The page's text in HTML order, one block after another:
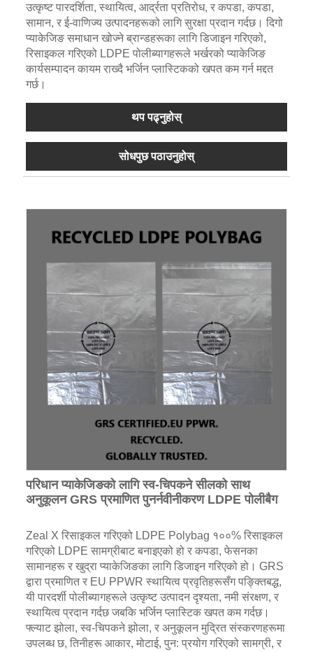
उत्कृष्ट पारदर्शिता, स्थायित्व, आर्द्रता प्रतिरोध, र कपडा, कपडा,
सामान, र ई-वाणिज्य उत्पादनहरूको लागि सुरक्षा प्रदान गर्दछ। दिगो
प्याकेजिङ समाधान खोज्ने ब्रान्डहरूका लागि डिजाइन गरिएको,
रिसाइकल गरिएको LDPE पोलीब्यागहरूले भर्खरको प्याकेजिङ
कार्यसम्पादन कायम राख्दै भर्जिन प्लास्टिकको खपत कम गर्न मद्दत
गर्छ।
थप पढ्नुहोस्
सोधपुछ पठाउनुहोस्
परिधान प्याकेजिङको लागि स्व-चिपकने सीलको साथ
अनुकूलन GRS प्रमाणित पुनर्नवीनीकरण LDPE पोलीबैग
Zeal X रिसाइकल गरिएको LDPE Polybag १००% रिसाइकल
गरिएको LDPE सामग्रीबाट बनाइएको हो र कपडा, फेसनका
सामानहरू र खुद्रा प्याकेजिङका लागि डिजाइन गरिएको हो। GRS
द्वारा प्रमाणित र EU PPWR स्थायित्व प्रवृतिहरूसँग पङ्क्तिबद्ध,
यी पारदर्शी पोलीब्यागहरूले उत्कृष्ट उत्पादन दृश्यता, नमी संरक्षण, र
स्थायित्व प्रदान गर्दछ जबकि भर्जिन प्लास्टिक खपत कम गर्दछ।
फ्ल्याट झोला, स्व-चिपकने झोला, र अनुकूलन मुद्रित संस्करणहरूमा
उपलब्ध छ, तिनीहरू आकार, मोटाई, पुन: प्रयोग गरिएको सामग्री, र